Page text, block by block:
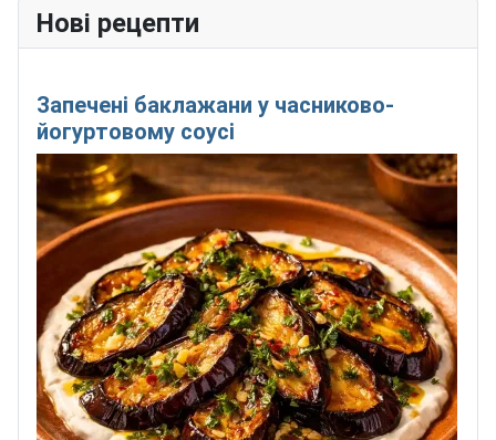
Нові рецепти
Запечені баклажани у часниково-
йогуртовому соусі